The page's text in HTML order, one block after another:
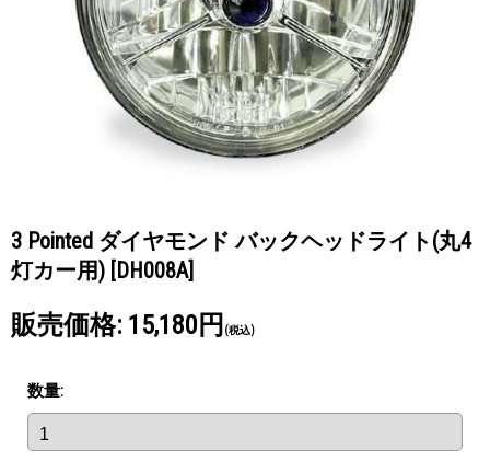
3 Pointed ダイヤモンド バックヘッドライト(丸4
灯カー用) [DH008A]
販売価格: 15,180円 (税込)
数量: